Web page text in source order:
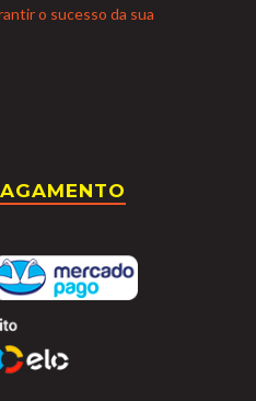
o sucesso da sua